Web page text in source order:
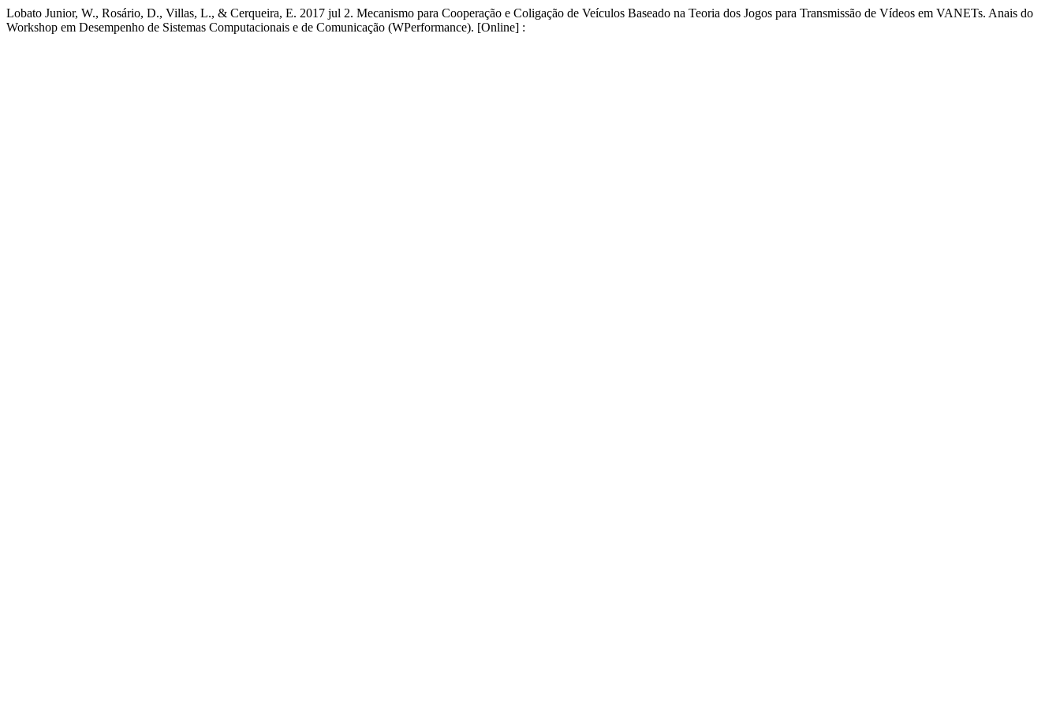
Lobato Junior, W., Rosário, D., Villas, L., & Cerqueira, E. 2017 jul 2. Mecanismo para Cooperação e Coligação de Veículos Baseado na Teoria dos Jogos para Transmissão de Vídeos em VANETs. Anais do
Workshop em Desempenho de Sistemas Computacionais e de Comunicação (WPerformance). [Online] :